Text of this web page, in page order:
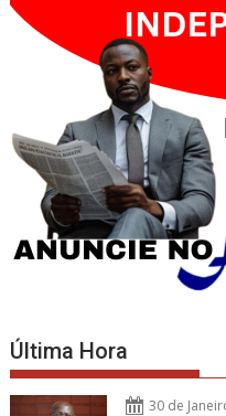
Última Hora
30 de